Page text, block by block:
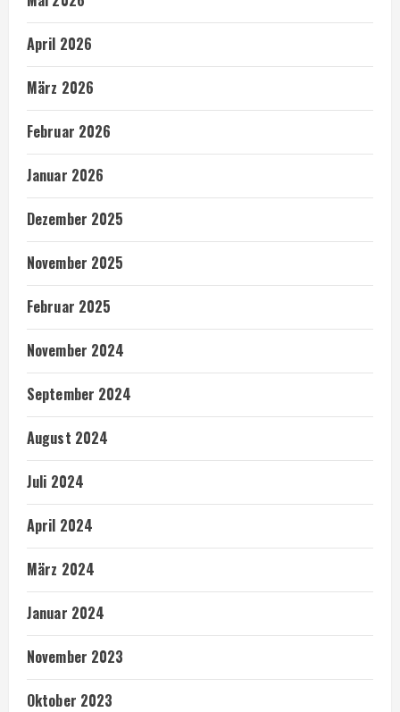
April 2026
März 2026
Februar 2026
Januar 2026
Dezember 2025
November 2025
Februar 2025
November 2024
September 2024
August 2024
Juli 2024
April 2024
März 2024
Januar 2024
November 2023
Oktober 2023